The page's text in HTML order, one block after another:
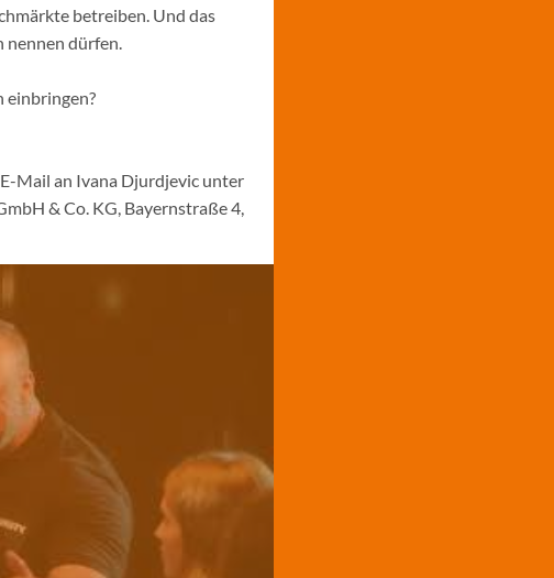
betreiben. Und das
nennen dürfen.
einbringen?
Mail an Ivana Djurdjevic unter
& Co. KG, Bayernstraße 4,